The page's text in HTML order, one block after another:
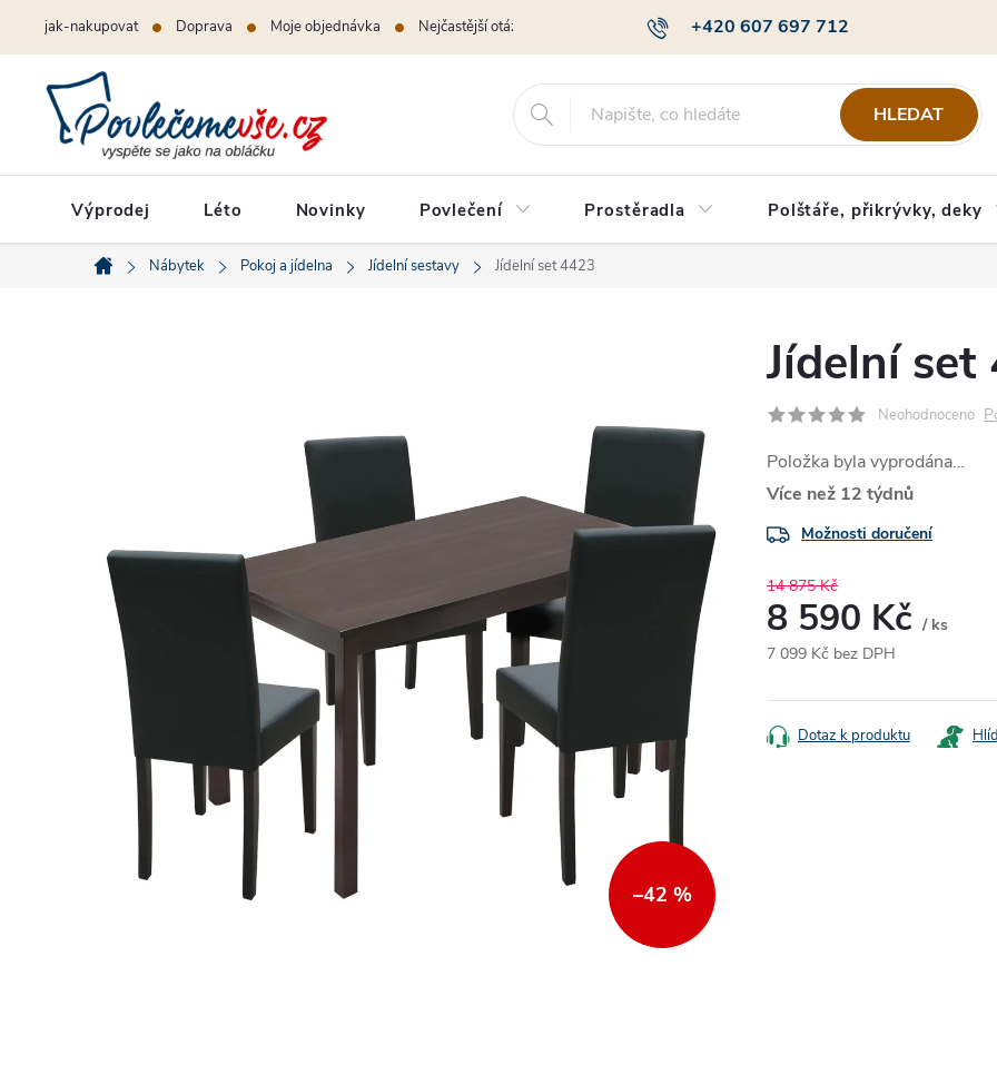
+420 607 697 712
jak-nakupovat Doprava Moje objednávka Nejčastější otázky Obchodní podmínky Podmínky ochrany osobních údajů
HLEDAT
Výprodej Léto Novinky Povlečení Prostěradla Polštáře, přikrývky, deky
Domů
Nábytek Pokoj a jídelna Jídelní sestavy Jídelní set 4423
–42 %
Jídelní set
Neohodnoceno
Položka byla vyprodána…
Více než 12 týdnů
Možnosti doručení
14 875 Kč
8 590 Kč / ks
7 099 Kč bez DPH
cena:
Dotaz k produktu